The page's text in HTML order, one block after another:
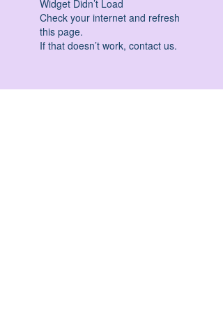
Widget Didn’t Load
Check your internet and refresh
this page.
If that doesn’t work, contact us.